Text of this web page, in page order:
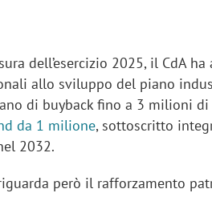
dell’esercizio 2025, il CdA
allo sviluppo del piano
di buyback fino a 3 milioni
da 1 milione, sottoscritto
2032.
però il rafforzamento